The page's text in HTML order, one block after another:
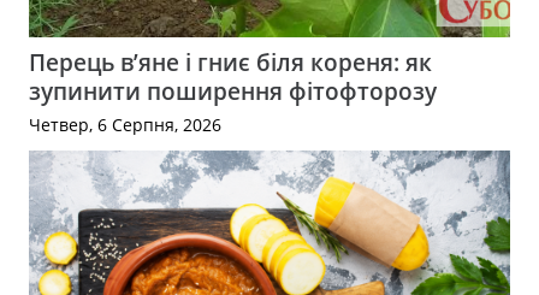
Перець в’яне і гниє біля кореня: як
зупинити поширення фітофторозу
Четвер, 6 Серпня, 2026